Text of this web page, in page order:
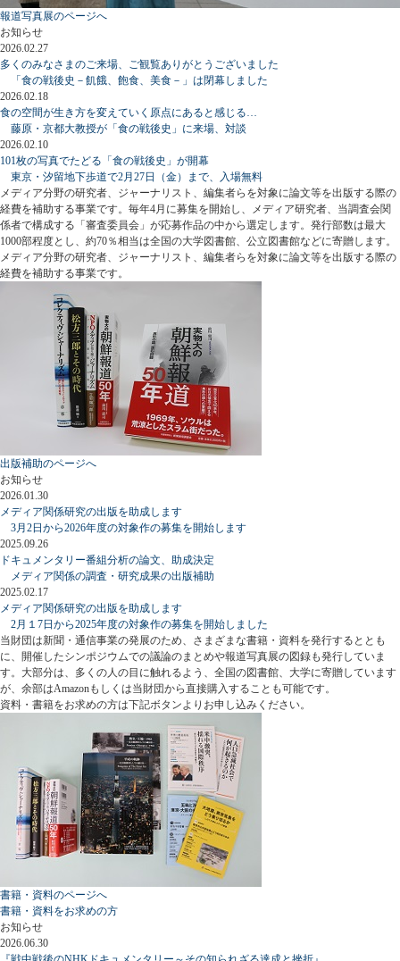
報道写真展のページへ
お知らせ
2026.02.27
多くのみなさまのご来場、ご観覧ありがとうございました
「食の戦後史－飢餓、飽食、美食－」は閉幕しました
2026.02.18
食の空間が生き方を変えていく原点にあると感じる…
藤原・京都大教授が「食の戦後史」に来場、対談
2026.02.10
101枚の写真でたどる「食の戦後史」が開幕
東京・汐留地下歩道で2月27日（金）まで、入場無料
メディア分野の研究者、ジャーナリスト、編集者らを対象に論文等を出版する際の
経費を補助する事業です。毎年4月に募集を開始し、メディア研究者、当調査会関
係者で構成する「審査委員会」が応募作品の中から選定します。発行部数は最大
1000部程度とし、約70％相当は全国の大学図書館、公立図書館などに寄贈します。
メディア分野の研究者、ジャーナリスト、編集者らを対象に論文等を出版する際の
経費を補助する事業です。
出版補助のページへ
お知らせ
2026.01.30
メディア関係研究の出版を助成します
3月2日から2026年度の対象作の募集を開始します
2025.09.26
ドキュメンタリー番組分析の論文、助成決定
メディア関係の調査・研究成果の出版補助
2025.02.17
メディア関係研究の出版を助成します
2月１7日から2025年度の対象作の募集を開始しました
当財団は新聞・通信事業の発展のため、さまざまな書籍・資料を発行するととも
に、開催したシンポジウムでの議論のまとめや報道写真展の図録も発行していま
す。大部分は、多くの人の目に触れるよう、全国の図書館、大学に寄贈しています
が、余部はAmazonもしくは当財団から直接購入することも可能です。
資料・書籍をお求めの方は下記ボタンよりお申し込みください。
書籍・資料のページへ
書籍・資料をお求めの方
お知らせ
2026.06.30